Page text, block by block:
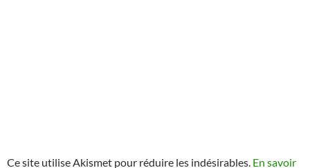
Ce site utilise Akismet pour réduire les indésirables. En savoir